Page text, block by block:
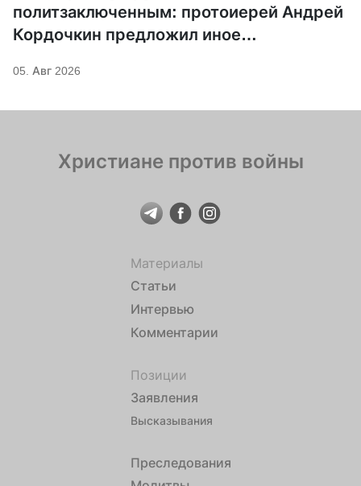
политзаключенным: протоиерей Андрей
Кордочкин предложил иное
Саровского
05. Авг 2026
Христиане против войны
Материалы
Статьи
Интервью
Комментарии
Позиции
Заявления
Высказывания
Преследования